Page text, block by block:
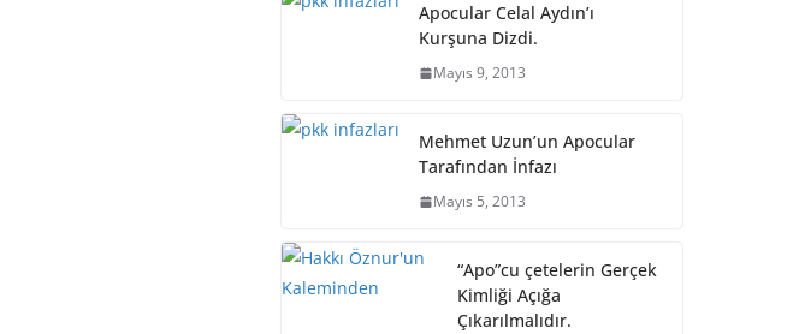
Apocular Celal Aydın’ı
Kurşuna Dizdi.
Mayıs 9, 2013
Mehmet Uzun’un Apocular
Tarafından İnfazı
Mayıs 5, 2013
“Apo”cu çetelerin Gerçek
Kimliği Açığa
Çıkarılmalıdır.